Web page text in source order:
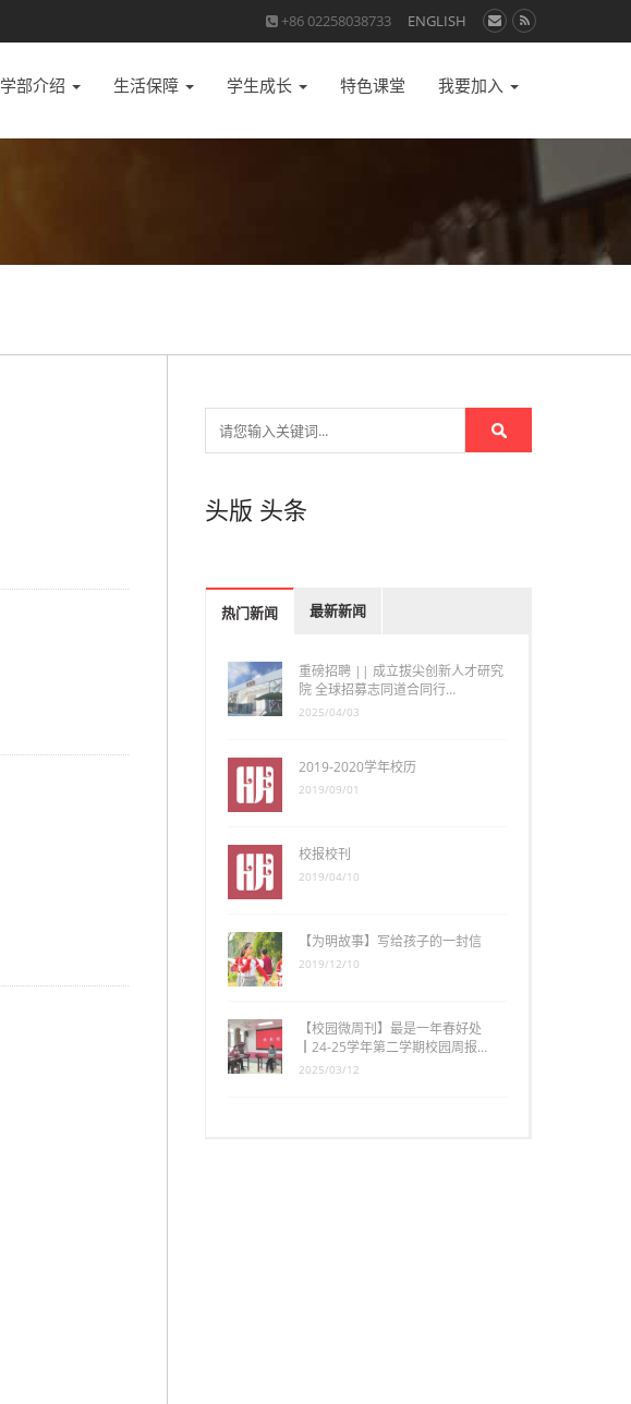
+86 02258038733 ENGLISH
学部介绍 生活保障 学生成长 特色课堂 我要加入
头版 头条
热门新闻 最新新闻
重磅招聘 || 成立拔尖创新人才研究
院 全球招募志同道合同行…
2025/04/03
2019-2020学年校历
2019/09/01
校报校刊
2019/04/10
【为明故事】写给孩子的一封信
2019/12/10
【校园微周刊】最是一年春好处
┃24-25学年第二学期校园周报…
2025/03/12